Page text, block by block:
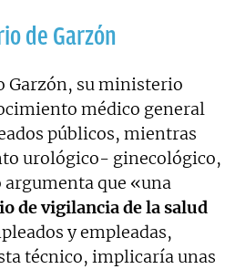
de Garzón
Garzón, su ministerio
médico general
públicos, mientras
urológico- ginecológico,
que «una
de vigilancia de la salud
y empleadas,
técnico, implicaría unas